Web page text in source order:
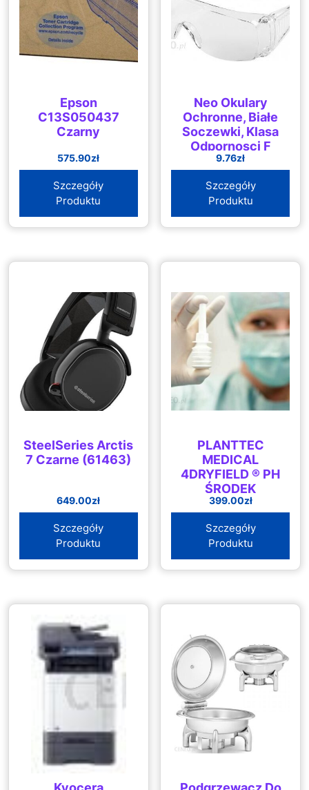
Epson
C13S050437
Czarny
575.90zł
Szczegóły
Produktu
Neo Okulary
Ochronne, Białe
Soczewki, Klasa
Odpornosci F
9.76zł
Szczegóły
Produktu
SteelSeries Arctis
7 Czarne (61463)
649.00zł
Szczegóły
Produktu
PLANTTEC
MEDICAL
4DRYFIELD ® PH
ŚRODEK
HEMOSTATYCZNY
PRZECIWZROSTOWA
W JEDNYM
399.00zł
Szczegóły
Produktu